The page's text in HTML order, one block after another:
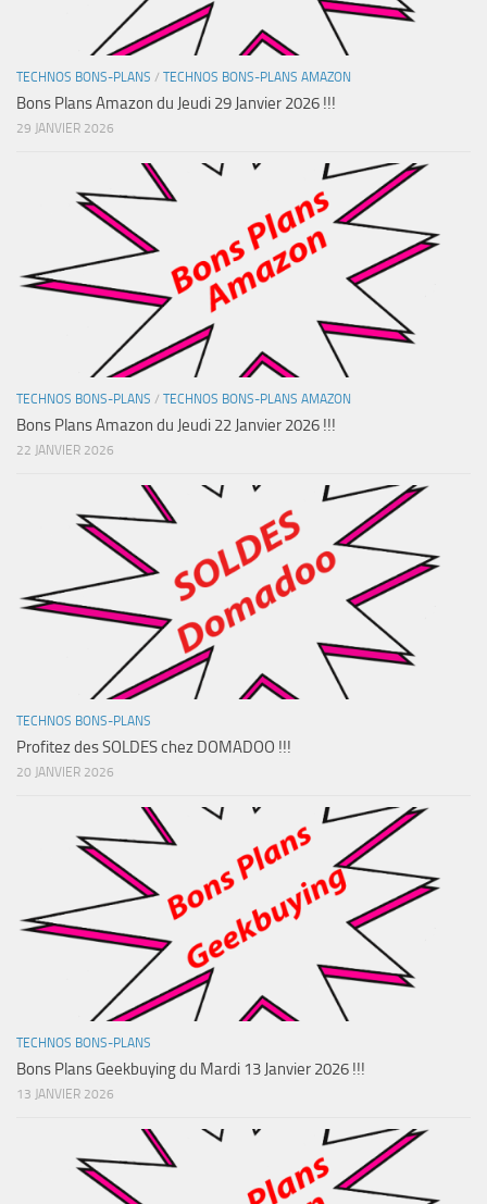
TECHNOS BONS-PLANS / TECHNOS BONS-PLANS AMAZON
Bons Plans Amazon du Jeudi 29 Janvier 2026 !!!
29 JANVIER 2026
TECHNOS BONS-PLANS / TECHNOS BONS-PLANS AMAZON
Bons Plans Amazon du Jeudi 22 Janvier 2026 !!!
22 JANVIER 2026
TECHNOS BONS-PLANS
Profitez des SOLDES chez DOMADOO !!!
20 JANVIER 2026
TECHNOS BONS-PLANS
Bons Plans Geekbuying du Mardi 13 Janvier 2026 !!!
13 JANVIER 2026